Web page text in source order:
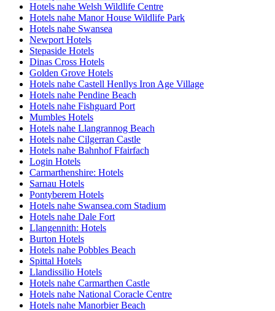
Hotels nahe Welsh Wildlife Centre
Hotels nahe Manor House Wildlife Park
Hotels nahe Swansea
Newport Hotels
Stepaside Hotels
Dinas Cross Hotels
Golden Grove Hotels
Hotels nahe Castell Henllys Iron Age Village
Hotels nahe Pendine Beach
Hotels nahe Fishguard Port
Mumbles Hotels
Hotels nahe Llangrannog Beach
Hotels nahe Cilgerran Castle
Hotels nahe Bahnhof Ffairfach
Login Hotels
Carmarthenshire: Hotels
Sarnau Hotels
Pontyberem Hotels
Hotels nahe Swansea.com Stadium
Hotels nahe Dale Fort
Llangennith: Hotels
Burton Hotels
Hotels nahe Pobbles Beach
Spittal Hotels
Llandissilio Hotels
Hotels nahe Carmarthen Castle
Hotels nahe National Coracle Centre
Hotels nahe Manorbier Beach